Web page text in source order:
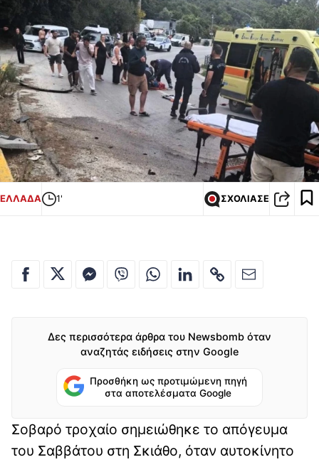
ΕΛΛΑΔΑ 1' ΣΧΟΛΙΑΣΕ
Δες περισσότερα άρθρα του Newsbomb όταν
αναζητάς ειδήσεις στην Google
Προσθήκη ως προτιμώμενη πηγή
στα αποτελέσματα Google
Σοβαρό τροχαίο σημειώθηκε το απόγευμα
του Σαββάτου στη Σκιάθο, όταν αυτοκίνητο